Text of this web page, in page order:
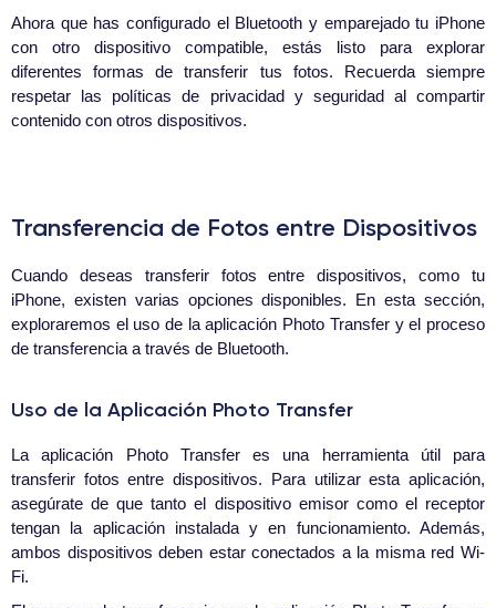
Ahora que has configurado el Bluetooth y emparejado tu iPhone
con otro dispositivo compatible, estás listo para explorar
diferentes formas de transferir tus fotos. Recuerda siempre
respetar las políticas de privacidad y seguridad al compartir
contenido con otros dispositivos.
Transferencia de Fotos entre Dispositivos
Cuando deseas transferir fotos entre dispositivos, como tu
iPhone, existen varias opciones disponibles. En esta sección,
exploraremos el uso de la aplicación Photo Transfer y el proceso
de transferencia a través de Bluetooth.
Uso de la Aplicación Photo Transfer
La aplicación Photo Transfer es una herramienta útil para
transferir fotos entre dispositivos. Para utilizar esta aplicación,
asegúrate de que tanto el dispositivo emisor como el receptor
tengan la aplicación instalada y en funcionamiento. Además,
ambos dispositivos deben estar conectados a la misma red Wi-
Fi.